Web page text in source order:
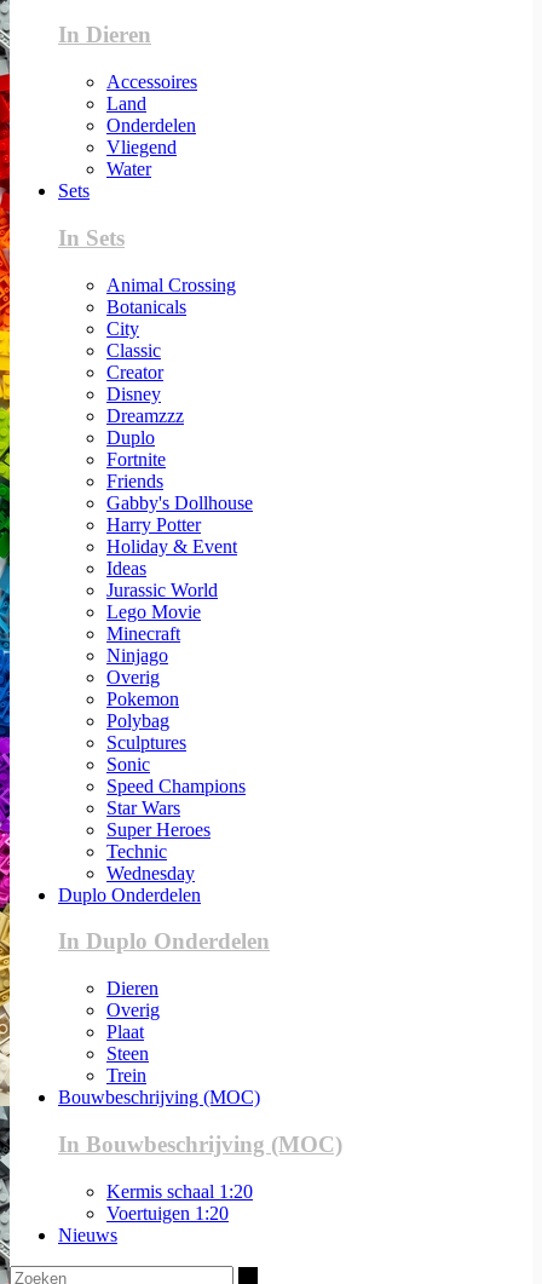
In Dieren
Accessoires
Land
Onderdelen
Vliegend
Water
Sets
In Sets
Animal Crossing
Botanicals
City
Classic
Creator
Disney
Dreamzzz
Duplo
Fortnite
Friends
Gabby's Dollhouse
Harry Potter
Holiday & Event
Ideas
Jurassic World
Lego Movie
Minecraft
Ninjago
Overig
Pokemon
Polybag
Sculptures
Sonic
Speed Champions
Star Wars
Super Heroes
Technic
Wednesday
Duplo Onderdelen
In Duplo Onderdelen
Dieren
Overig
Plaat
Steen
Trein
Bouwbeschrijving (MOC)
In Bouwbeschrijving (MOC)
Kermis schaal 1:20
Voertuigen 1:20
Nieuws